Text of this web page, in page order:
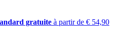
gratuite à partir de € 54,90